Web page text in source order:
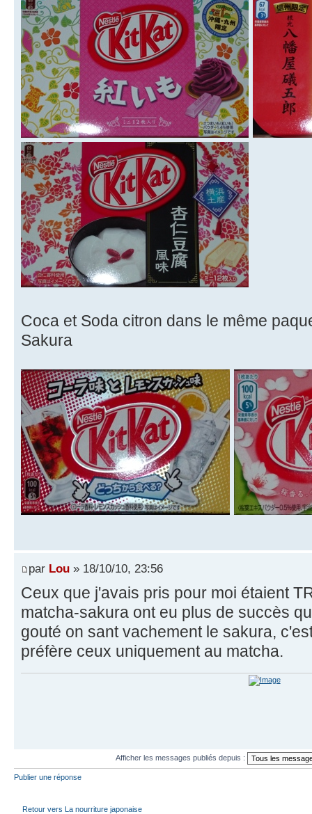
Coca et Soda citron dans le même
Sakura
par Lou » 18/10/10, 23:56
Ceux que j'avais pris pour moi étaient
matcha-sakura ont eu plus de succès
gouté on sant vachement le sakura,
préfère ceux uniquement au matcha.
Afficher les messages publiés depuis :
Publier une réponse
Retour vers La nourriture japonaise